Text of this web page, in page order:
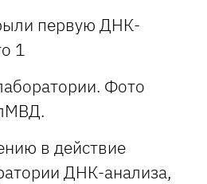
Фото
в действие
ДНК-анализа,